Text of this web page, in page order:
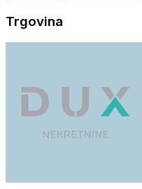
Trgovina